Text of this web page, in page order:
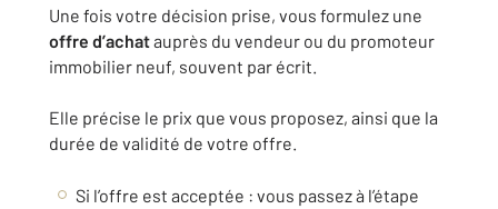
Une fois votre décision prise, vous formulez une
offre d’achatauprès du vendeur ou du promoteur
immobilier neuf, souvent par écrit.
Elle précise le prix que vous proposez, ainsi que la
durée de validité de votre offre.
Si l’offre est acceptée : vous passez à l’étape